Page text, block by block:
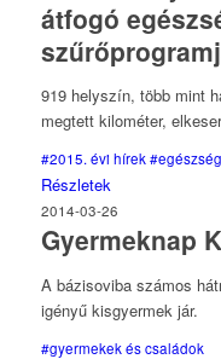
átfogó
919 helyszín, több mint
megtett kilométer,
#2015. évi hírek
Részletek
2014-03-26
Gyermeknap
A bázisoviba számos
igényű kisgyermek jár.
#gyermekek és családok